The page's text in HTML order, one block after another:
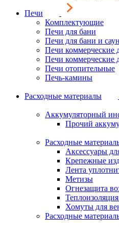
Печи
Комплектующие
Печи для бани
Печи для бани и
Печи коммерческие
Печи коммерческие
Печи отопительные
Печь-камины
Расходные материалы
Аккумуляторный
Прочий
Расходные
Аксессуары
Крепежные
Лента
Метизы
Огнезащита
Хомуты для
Расходные